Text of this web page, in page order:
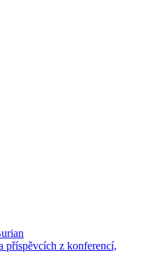
příspěvcích z konferencí,